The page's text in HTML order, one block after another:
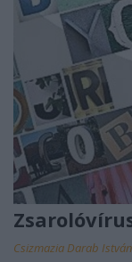
Csizmazia Darab